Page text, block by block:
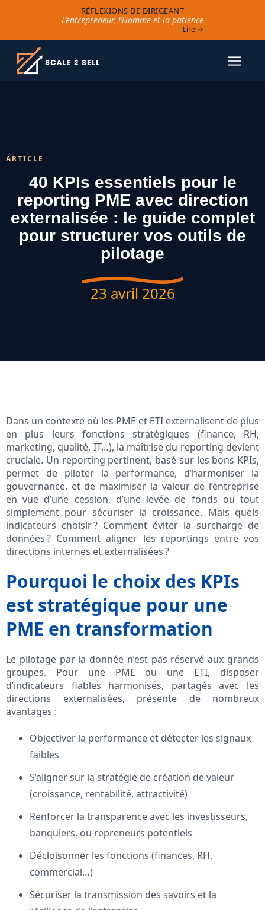
RÉFLEXIONS DE DIRIGEANT
L’entrepreneur, l’Homme et la patience
Lire →
ARTICLE
40 KPIs essentiels pour le
reporting PME avec direction
externalisée : le guide complet
pour structurer vos outils de
pilotage
23 avril 2026
Dans un contexte où les PME et ETI externalisent de plus
en plus leurs fonctions stratégiques (finance, RH,
marketing, qualité, IT…), la maîtrise du reporting devient
cruciale. Un reporting pertinent, basé sur les bons KPIs,
permet de piloter la performance, d’harmoniser la
gouvernance, et de maximiser la valeur de l’entreprise
en vue d’une cession, d’une levée de fonds ou tout
simplement pour sécuriser la croissance. Mais quels
indicateurs choisir ? Comment éviter la surcharge de
données ? Comment aligner les reportings entre vos
directions internes et externalisées ?
Pourquoi le choix des KPIs
est stratégique pour une
PME en transformation
Le pilotage par la donnée n’est pas réservé aux grands
groupes. Pour une PME ou une ETI, disposer
d’indicateurs fiables harmonisés, partagés avec les
directions externalisées, présente de nombreux
avantages :
Objectiver la performance et détecter les signaux
faibles
S’aligner sur la stratégie de création de valeur
(croissance, rentabilité, attractivité)
Renforcer la transparence avec les investisseurs,
banquiers, ou repreneurs potentiels
Décloisonner les fonctions (finances, RH,
commercial…)
Sécuriser la transmission des savoirs et la